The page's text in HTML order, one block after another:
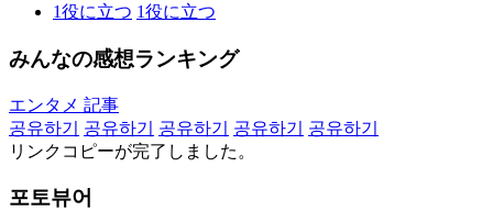
1役に立つ 1役に立つ
みんなの感想ランキング
エンタメ 記事
공유하기
공유하기 공유하기 공유하기
공유하기
リンクコピーが完了しました。
포토뷰어